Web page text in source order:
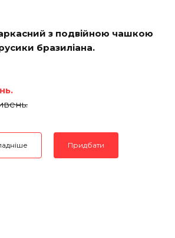
з подвійною чашкою
бразиліана.
Придбати